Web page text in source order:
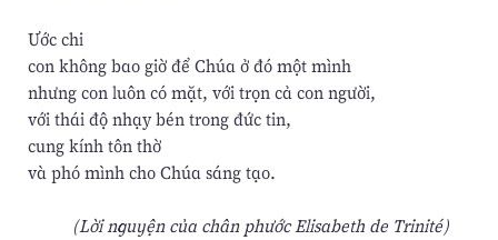
Ước chi
con không bao giờ để Chúa ở đó một mình
nhưng con luôn có mặt, với trọn cả con người,
với thái độ nhạy bén trong đức tin,
cung kính tôn thờ
và phó mình cho Chúa sáng tạo.
(Lời nguyện của chân phước Elisabeth de Trinité)